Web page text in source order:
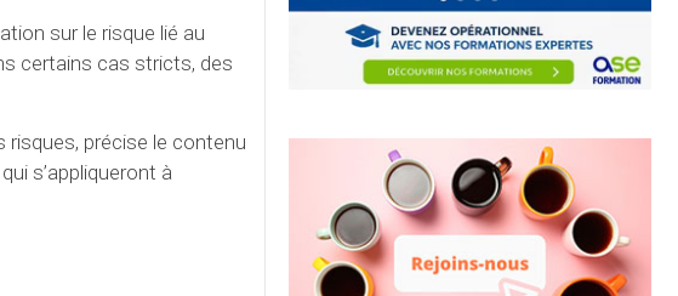
sur le risque lié au
certains cas stricts, des
risques, précise le contenu
s’appliqueront à